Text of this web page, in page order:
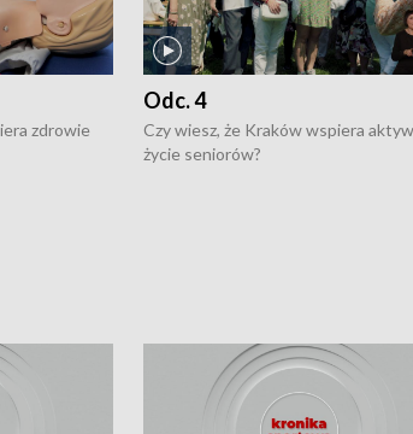
zdrowie
Odc. 4
Czy wiesz, że Kraków wspiera
życie seniorów?